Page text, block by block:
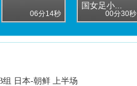
06分14秒
国女足小...
00分30秒
组 日本-朝鲜 上半场